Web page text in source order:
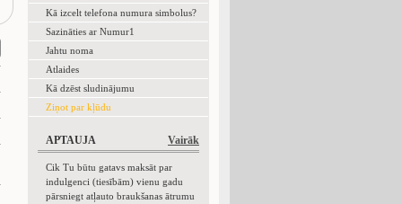
Kā izcelt telefona numura simbolus?
Sazināties ar Numur1
Jahtu noma
Atlaides
Kā dzēst sludinājumu
Ziņot par kļūdu
Vairāk
APTAUJA
Cik Tu būtu gatavs maksāt par
indulgenci (tiesībām) vienu gadu
pārsniegt atļauto braukšanas ātrumu